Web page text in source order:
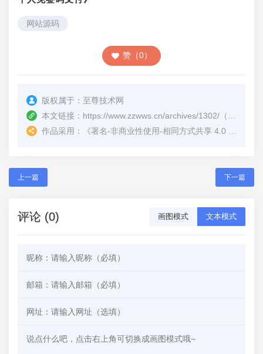
网站源码
赞（0）
版权属于： 至尊技术网
本文链接： https://www.zzwws.cn/archives/1302/ （转载时请注明本文出处及文章链接）
作品采用：
《署名-非商业性使用-相同方式共享 4.0 国际 (CC BY-NC-SA 4.0)
上一篇 下一篇
评论 (0) 画图模式 文本模式